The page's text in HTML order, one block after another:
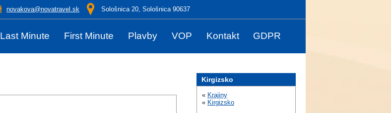
novakova@novatravel.sk Sološnica 20, Sološnica 90637
Last Minute First Minute Plavby VOP Kontakt GDPR
Kirgizsko
« Krajiny
« Kirgizsko